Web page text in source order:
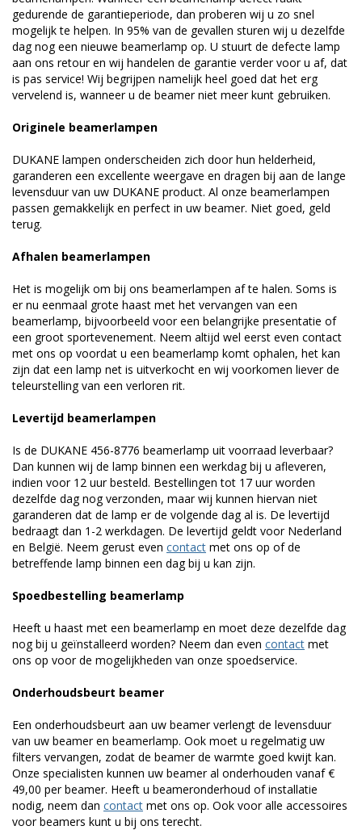
gedurende de garantieperiode, dan proberen wij u zo snel
mogelijk te helpen. In 95% van de gevallen sturen wij u dezelfde
dag nog een nieuwe beamerlamp op. U stuurt de defecte lamp
aan ons retour en wij handelen de garantie verder voor u af, dat
is pas service! Wij begrijpen namelijk heel goed dat het erg
vervelend is, wanneer u de beamer niet meer kunt gebruiken.
Originele beamerlampen
DUKANE lampen onderscheiden zich door hun helderheid,
garanderen een excellente weergave en dragen bij aan de lange
levensduur van uw DUKANE product. Al onze beamerlampen
passen gemakkelijk en perfect in uw beamer. Niet goed, geld
terug.
Afhalen beamerlampen
Het is mogelijk om bij ons beamerlampen af te halen. Soms is
er nu eenmaal grote haast met het vervangen van een
beamerlamp, bijvoorbeeld voor een belangrijke presentatie of
een groot sportevenement. Neem altijd wel eerst even contact
met ons op voordat u een beamerlamp komt ophalen, het kan
zijn dat een lamp net is uitverkocht en wij voorkomen liever de
teleurstelling van een verloren rit.
Levertijd beamerlampen
Is de DUKANE 456-8776 beamerlamp uit voorraad leverbaar?
Dan kunnen wij de lamp binnen een werkdag bij u afleveren,
indien voor 12 uur besteld. Bestellingen tot 17 uur worden
dezelfde dag nog verzonden, maar wij kunnen hiervan niet
garanderen dat de lamp er de volgende dag al is. De levertijd
bedraagt dan 1-2 werkdagen. De levertijd geldt voor Nederland
en België. Neem gerust even contact met ons op of de
betreffende lamp binnen een dag bij u kan zijn.
Spoedbestelling beamerlamp
Heeft u haast met een beamerlamp en moet deze dezelfde dag
nog bij u geïnstalleerd worden? Neem dan even contact met
ons op voor de mogelijkheden van onze spoedservice.
Onderhoudsbeurt beamer
Een onderhoudsbeurt aan uw beamer verlengt de levensduur
van uw beamer en beamerlamp. Ook moet u regelmatig uw
filters vervangen, zodat de beamer de warmte goed kwijt kan.
Onze specialisten kunnen uw beamer al onderhouden vanaf €
49,00 per beamer. Heeft u beameronderhoud of installatie
nodig, neem dan contact met ons op. Ook voor alle accessoires
voor beamers kunt u bij ons terecht.